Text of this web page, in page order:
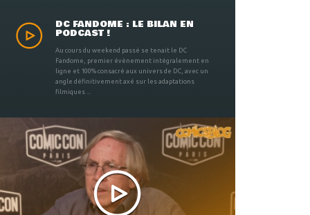
DC FANDOME : LE BILAN EN
PODCAST !
Au cours du weekend passé se tenait le DC
Fandome, premier évènement intégralement en
ligne et 100% consacré aux univers de DC, avec un
angle définitivement axé sur les adaptations
filmiques ...